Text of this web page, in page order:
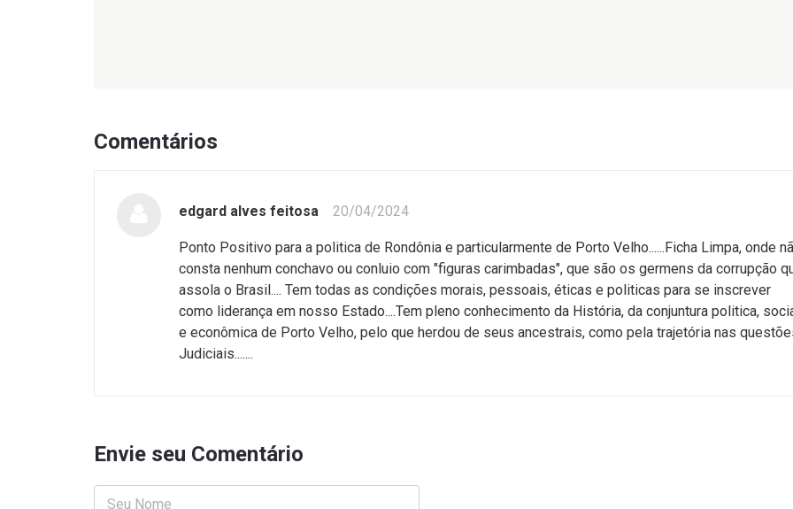
Comentários
edgard alves feitosa 20/04/2024
Ponto Positivo para a politica de Rondônia e particularmente de Porto Velho......Ficha Limpa, onde
consta nenhum conchavo ou conluio com "figuras carimbadas", que são os germens da corrupção
assola o Brasil.... Tem todas as condições morais, pessoais, éticas e politicas para se inscrever
como liderança em nosso Estado....Tem pleno conhecimento da História, da conjuntura politica,
e econômica de Porto Velho, pelo que herdou de seus ancestrais, como pela trajetória nas
Judiciais.......
Envie seu Comentário